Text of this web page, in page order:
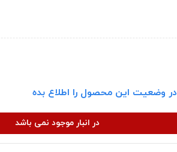
در وضعیت این محصول را اطلاع بده
در انبار موجود نمی باشد